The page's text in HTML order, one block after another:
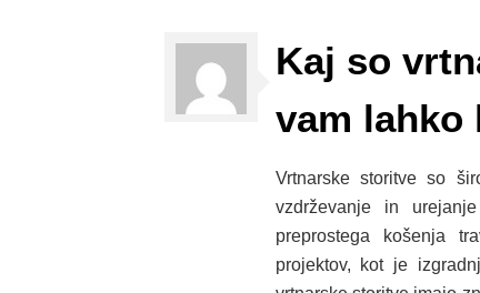
Kaj so
vam
Vrtnarske storitve so
vzdrževanje in
preprostega košenja
projektov, kot je